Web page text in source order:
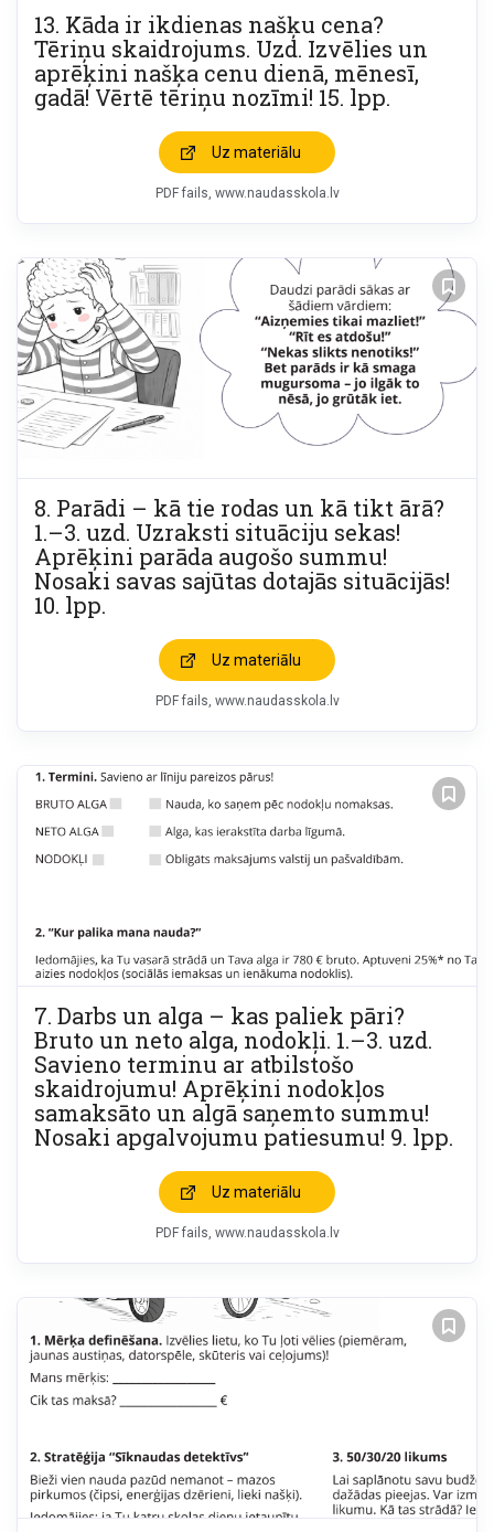
13. Kāda ir ikdienas našķu cena?
Tēriņu skaidrojums. Uzd. Izvēlies un
aprēķini našķa cenu dienā, mēnesī,
gadā! Vērtē tēriņu nozīmi! 15. lpp.
Uz materiālu
PDF fails www.naudasskola.lv
8. Parādi – kā tie rodas un kā tikt ārā?
1.–3. uzd. Uzraksti situāciju sekas!
Aprēķini parāda augošo summu!
Nosaki savas sajūtas dotajās situācijās!
10. lpp.
Uz materiālu
PDF fails www.naudasskola.lv
7. Darbs un alga – kas paliek pāri?
Bruto un neto alga, nodokļi. 1.–3. uzd.
Savieno terminu ar atbilstošo
skaidrojumu! Aprēķini nodokļos
samaksāto un algā saņemto summu!
Nosaki apgalvojumu patiesumu! 9. lpp.
Uz materiālu
PDF fails www.naudasskola.lv